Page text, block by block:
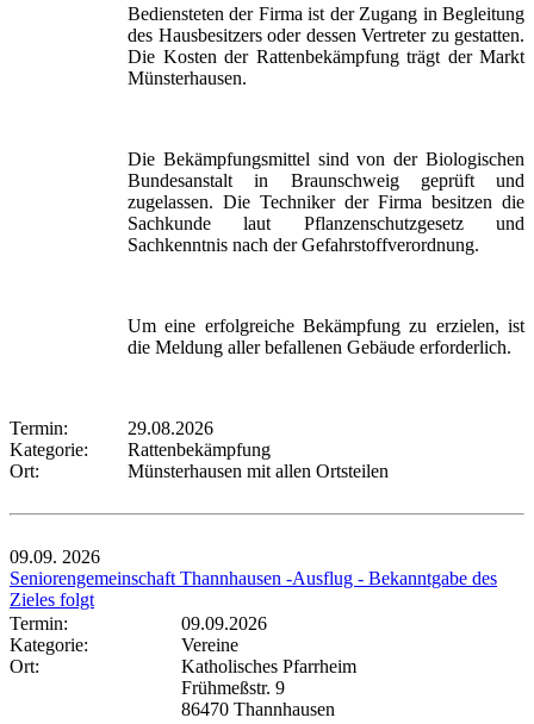
Bediensteten der Firma ist der Zugang in Begleitung
des Hausbesitzers oder dessen Vertreter zu gestatten.
Die Kosten der Rattenbekämpfung trägt der Markt
Münsterhausen.
Die Bekämpfungsmittel sind von der Biologischen
Bundesanstalt in Braunschweig geprüft und
zugelassen. Die Techniker der Firma besitzen die
Sachkunde laut Pflanzenschutzgesetz und
Sachkenntnis nach der Gefahrstoffverordnung.
Um eine erfolgreiche Bekämpfung zu erzielen, ist
die Meldung aller befallenen Gebäude erforderlich.
Termin:
29.08.2026
Kategorie:
Rattenbekämpfung
Ort:
Münsterhausen mit allen Ortsteilen
09.09. 2026
Seniorengemeinschaft Thannhausen -Ausflug - Bekanntgabe des
Zieles folgt
Termin:
09.09.2026
Kategorie:
Vereine
Ort:
Katholisches Pfarrheim
Frühmeßstr. 9
86470 Thannhausen